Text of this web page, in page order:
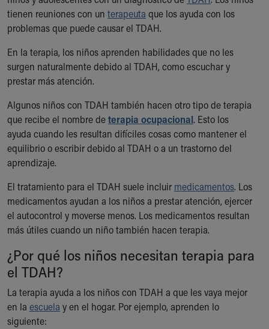
Ronald McDonald House Care Mobile
Health Centers
Symptom Checker
Financial Services
Price Estimates
Family Supports
New Parents
Find a Pediatrics Location
Find a Pediatrician
MyChart
Make an Appointment
Breastfeeding Medicine
Child Passenger Safety
Safe Sleep for Babies
Safe Sleep
Who We Are
Building a Brighter Future
Our Mission, Vision, Promise
Calendar of Events
Community Mission
Connect With Us
tienen reuniones con un terapeuta que los ayuda con los
problemas que puede causar el TDAH.
En la terapia, los niños aprenden habilidades que no les
surgen naturalmente debido al TDAH, como escuchar y
prestar más atención.
Algunos niños con TDAH también hacen otro tipo de terapia
que recibe el nombre deterapia ocupacional. Esto los
ayuda cuando les resultan difíciles cosas como mantener el
equilibrio o escribir debido al TDAH o a un trastorno del
aprendizaje.
El tratamiento para el TDAH suele incluir medicamentos. Los
medicamentos ayudan a los niños a prestar atención, ejercer
el autocontrol y moverse menos. Los medicamentos resultan
más útiles cuando un niño también hacen terapia.
¿Por qué los niños necesitan terapia para
el TDAH?
La terapia ayuda a los niños con TDAH a que les vaya mejor
en la escuela y en el hogar. Por ejemplo, aprenden lo
siguiente: